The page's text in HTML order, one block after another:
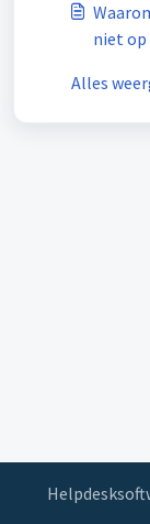
niet op
Alles